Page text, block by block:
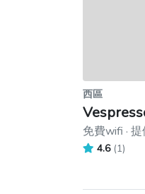
西區
免費wifi ·
4.6 (1)